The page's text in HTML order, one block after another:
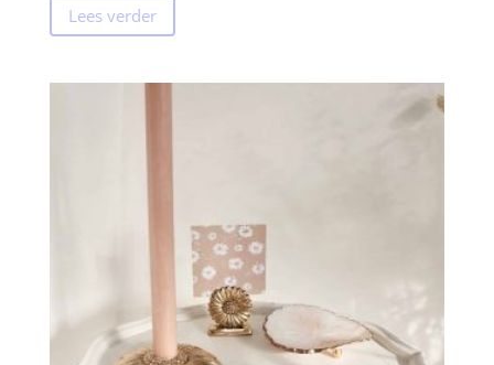
Lees verder